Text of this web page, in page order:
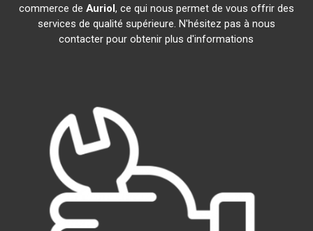
commerce de Auriol, ce qui nous permet de vous offrir des
services de qualité supérieure. N'hésitez pas à nous
contacter pour obtenir plus d'informations